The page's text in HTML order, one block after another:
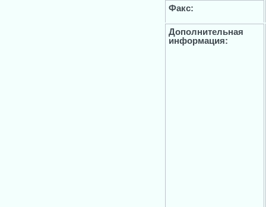
Факс:
Дополнительная
информация: